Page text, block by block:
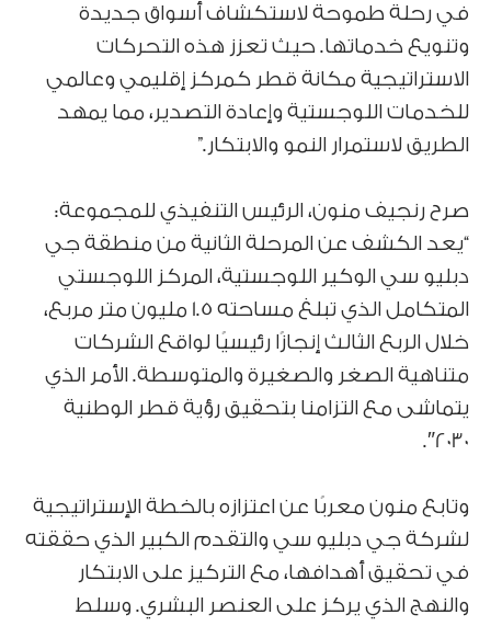
في رحلة طموحة لاستكشاف أسواق جديدة
وتنويع خدماتها. حيث تعزز هذه التحركات
الاستراتيجية مكانة قطر كمركز إقليمي وعالمي
للخدمات اللوجستية وإعادة التصدير، مما يمهد
الطريق لاستمرار النمو والابتكار.”
صرح رنجيف منون، الرئيس التنفيذي للمجموعة:
“يعد الكشف عن المرحلة الثانية من منطقة جي
دبليو سي الوكير اللوجستية، المركز اللوجستي
المتكامل الذي تبلغ مساحته 1.5 مليون متر مربع،
خلال الربع الثالث إنجازًا رئيسيًا لواقع الشركات
متناهية الصغر والصغيرة والمتوسطة. الأمر الذي
يتماشى مع التزامنا بتحقيق رؤية قطر الوطنية
2030″.
وتابع منون معربًا عن اعتزازه بالخطة الإستراتيجية
لشركة جي دبليو سي والتقدم الكبير الذي حققته
في تحقيق أهدافها، مع التركيز على الابتكار
والنهج الذي يركز على العنصر البشري. وسلط